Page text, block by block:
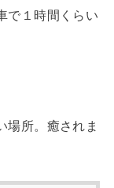
で１時間くらい
場所。癒されま